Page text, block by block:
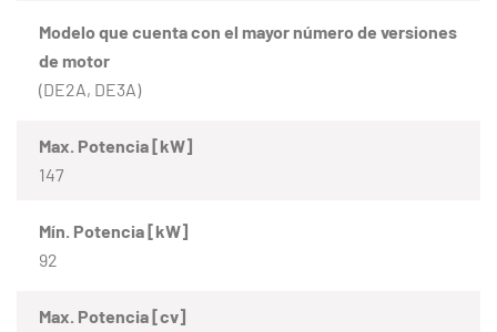
Modelo que cuenta con el mayor número de versiones
de motor
(DE2A, DE3A)
Max. Potencia [kW]
147
Mín. Potencia [kW]
92
Max. Potencia [cv]